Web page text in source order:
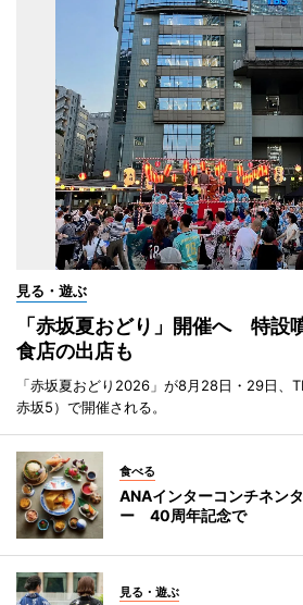
見る・遊ぶ
「赤坂夏おどり」開催へ 特設
食店の出店も
「赤坂夏おどり2026」が8月28日・29日、
赤坂5）で開催される。
食べる
ANAインターコンチネン
ー 40周年記念で
見る・遊ぶ